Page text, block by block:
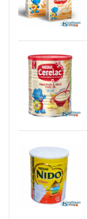
Femme
Véhicules
Jouets
Santé
Beauté